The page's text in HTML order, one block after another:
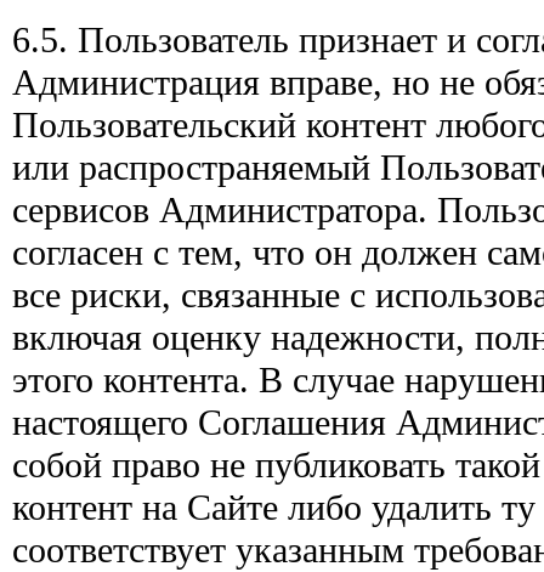
6.5. Пользователь признает и
Администрация вправе, но не
Пользовательский контент
или распространяемый
сервисов Администратора.
согласен с тем, что он должен
все риски, связанные с
включая оценку надежности,
этого контента. В случае
настоящего Соглашения
собой право не публиковать
контент на Сайте либо удалить ту
соответствует указанным